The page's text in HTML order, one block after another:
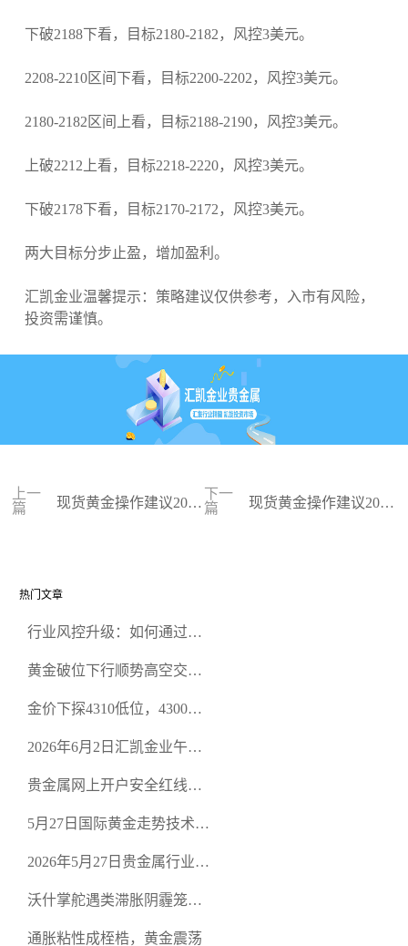
下破2188下看，目标2180-2182，风控3美元。
2208-2210区间下看，目标2200-2202，风控3美元。
2180-2182区间上看，目标2188-2190，风控3美元。
上破2212上看，目标2218-2220，风控3美元。
下破2178下看，目标2170-2172，风控3美元。
两大目标分步止盈，增加盈利。
汇凯金业温馨提示：策略建议仅供参考，入市有风险，
投资需谨慎。
上一
篇
现货黄金操作建议2024
下一
篇
现货黄金操作建议2024
热门文章
行业风控升级：如何通过正
规黄金开户交易平台？
黄金破位下行顺势高空交易
金价下探4310低位，4300关
2026年6月2日汇凯金业午盘
空头清算算法如何布防？
贵金属网上开户安全红线：
恶意洗盘陷阱
5月27日国际黄金走势技术盘
规黄金平台全方位行情解析
2026年5月27日贵金属行业新
正规贵金属开户平台迎开户
热潮
沃什掌舵遇类滞胀阴霾笼
通胀粘性成桎梏，黄金震荡